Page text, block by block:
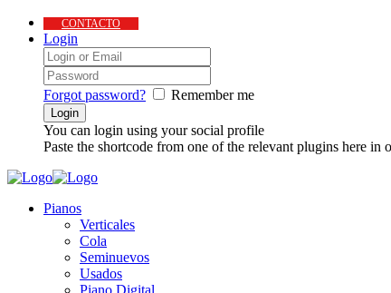
CONTACTO
Login
Forgot password? Remember me
You can login using your social profile
Paste the shortcode from one of the relevant plugins here
Pianos
Verticales
Cola
Seminuevos
Usados
Piano Digital